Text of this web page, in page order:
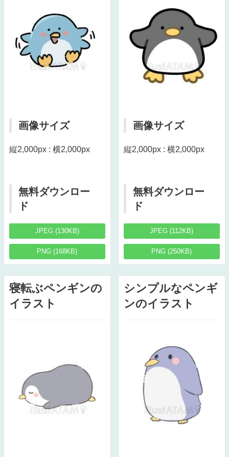
画像サイズ
縦2,000px : 横2,000px
無料ダウンロー
ド
JPEG (130KB)
PNG (168KB)
画像サイズ
縦2,000px : 横2,000px
無料ダウンロー
ド
JPEG (112KB)
PNG (250KB)
寝転ぶペンギンの
イラスト
シンプルなペンギ
ンのイラスト